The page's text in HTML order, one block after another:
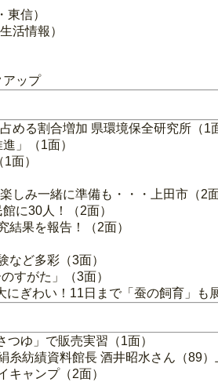
信）
活情報）
アップ
める割合増加 県環境保全研究所（1
」（1面）
面）
しみ一緒に準備も・・・上田市（2面
に30人！（2面）
果を報告！（2面）
ど多彩（3面）
すがた」（3面）
ぎわい！11日まで「蚕の飼育」も
ゆ」で販売実習（1面）
紡績資料館長 酒井昭水さん（89）
ャンプ（2面）